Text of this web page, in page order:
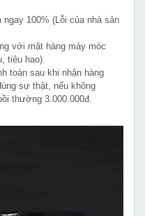
ngay 100% (Lỗi của nhà sản
với mặt hàng máy móc
tiêu hao).
toán sau khi nhận hàng
sự thật, nếu không
thường 3.000.000đ.